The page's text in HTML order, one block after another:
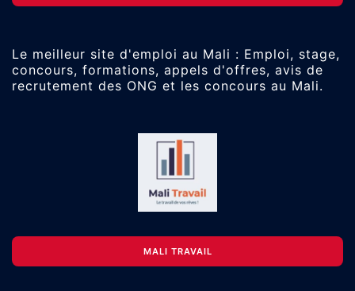
Le meilleur site d'emploi au Mali : Emploi, stage,
concours, formations, appels d'offres, avis de
recrutement des ONG et les concours au Mali.
MALI TRAVAIL